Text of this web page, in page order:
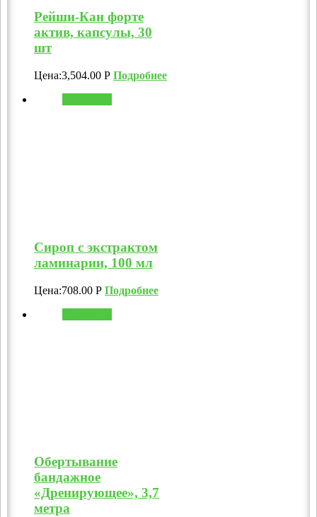
Рейши-Кан форте
актив, капсулы, 30
шт
Цена:3,504.00 Р Подробнее
Сироп с экстрактом
ламинарии, 100 мл
Цена:708.00 Р Подробнее
Обертывание
бандажное
«Дренирующее», 3,7
метра